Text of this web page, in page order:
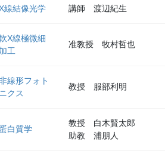
線結像光学 講師 渡辺紀生
X線極微細
加工
准教授 牧村哲也
線形フォト
ニクス
教授 服部利明
白質学
教授 白木賢太郎
助教 浦朋人